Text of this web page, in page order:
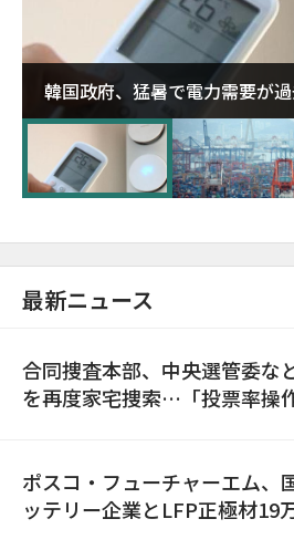
韓国政府、猛暑で電力需要が
に需給対応体制を点検
最新ニュース
合同捜査本部、中央選管委な
を再度家宅捜索…「投票率操
ポスコ・フューチャーエム、
ッテリー企業とLFP正極材19